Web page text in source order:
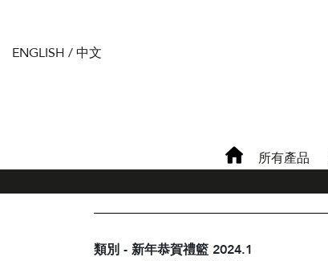
ENGLISH /中文
所有產品
類別 - 新年恭賀禮籃 2024.1